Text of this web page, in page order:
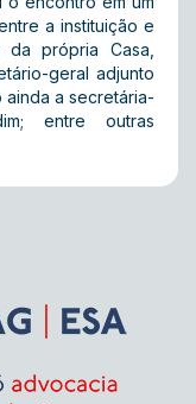
a instituição e
própria Casa,
geral adjunto
ainda a secretária-
entre outras